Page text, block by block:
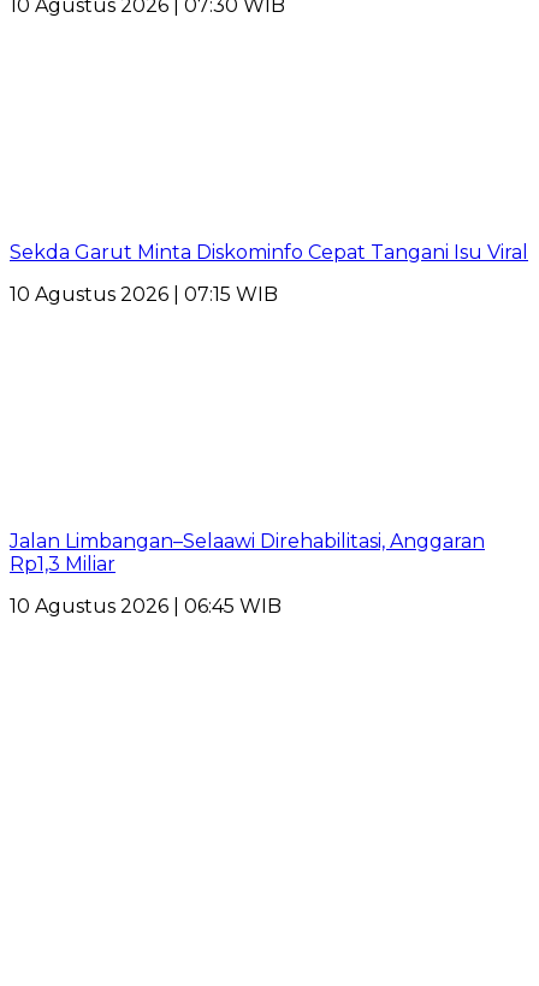
10 Agustus 2026 | 07:30 WIB
Sekda Garut Minta Diskominfo Cepat Tangani Isu Viral
10 Agustus 2026 | 07:15 WIB
Jalan Limbangan–Selaawi Direhabilitasi, Anggaran
Rp1,3 Miliar
10 Agustus 2026 | 06:45 WIB